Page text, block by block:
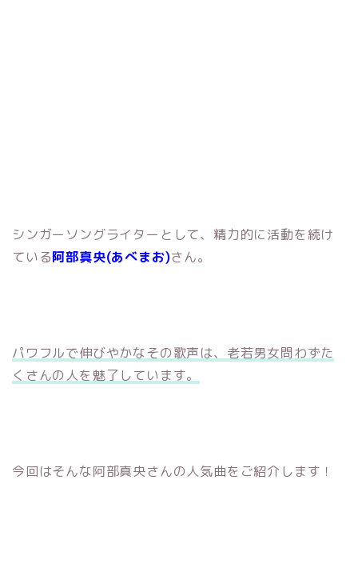
シンガーソングライターとして、精力的に活動を続け
ている阿部真央(あべまお)さん。
パワフルで伸びやかなその歌声は、老若男女問わずた
くさんの人を魅了しています。
今回はそんな阿部真央さんの人気曲をご紹介します！